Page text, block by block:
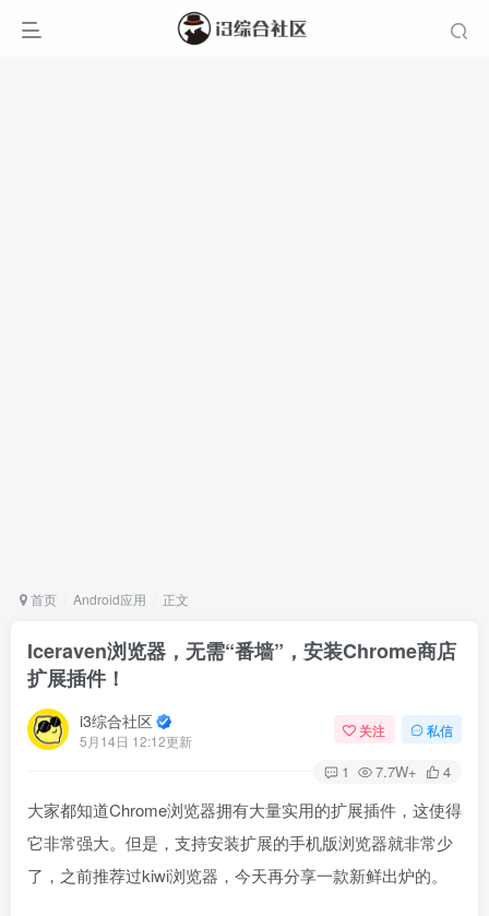
首页 Android应用 正文
Iceraven浏览器，无需“番墙”，安装Chrome商店
扩展插件！
i3综合社区
5月14日 12:12更新
关注 私信
1 7.7W+ 4
大家都知道Chrome浏览器拥有大量实用的扩展插件，这使得
它非常强大。但是，支持安装扩展的手机版浏览器就非常少
了，之前推荐过kiwi浏览器，今天再分享一款新鲜出炉的。